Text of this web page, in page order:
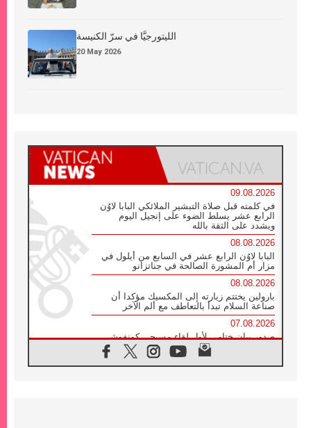
الليتورجيَّا في سرّ الكنيسة
20 May 2026
09.08.2026
في كلمته قبل صلاة التبشير الملائكي البابا لاوُن
الرابع عشر يسلط الضوء على إنجيل اليوم
ويشدد على الثقة بالله
08.08.2026
البابا لاوُن الرابع عشر في السابع من أيلول في
مزار أم المشورة الصالحة في جناتزانو
08.08.2026
بارولين يختتم زيارته إلى المكسيك مؤكدا أن
صناعة السلام تبدأ بالتعاطف مع ألم الآخر
07.08.2026
صدور بيان ختامي لأول لقاء مسيحي كونفوشي
بمشاركة الدائرة الفاتيكانية للحوار بين الأديان
07.08.2026